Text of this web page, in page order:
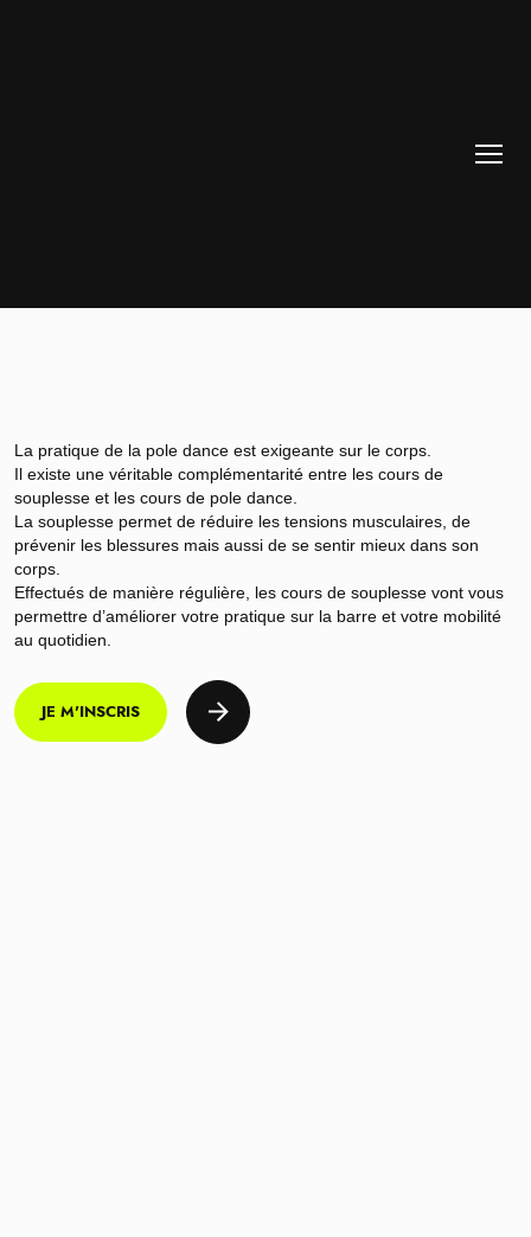
La pratique de la pole dance est exigeante sur le corps.
Il existe une véritable complémentarité entre les cours de
souplesse et les cours de pole dance.
La souplesse permet de réduire les tensions musculaires, de
prévenir les blessures mais aussi de se sentir mieux dans son
corps.
Effectués de manière régulière, les cours de souplesse vont vous
permettre d’améliorer votre pratique sur la barre et votre mobilité
au quotidien.
JE M'INSCRIS